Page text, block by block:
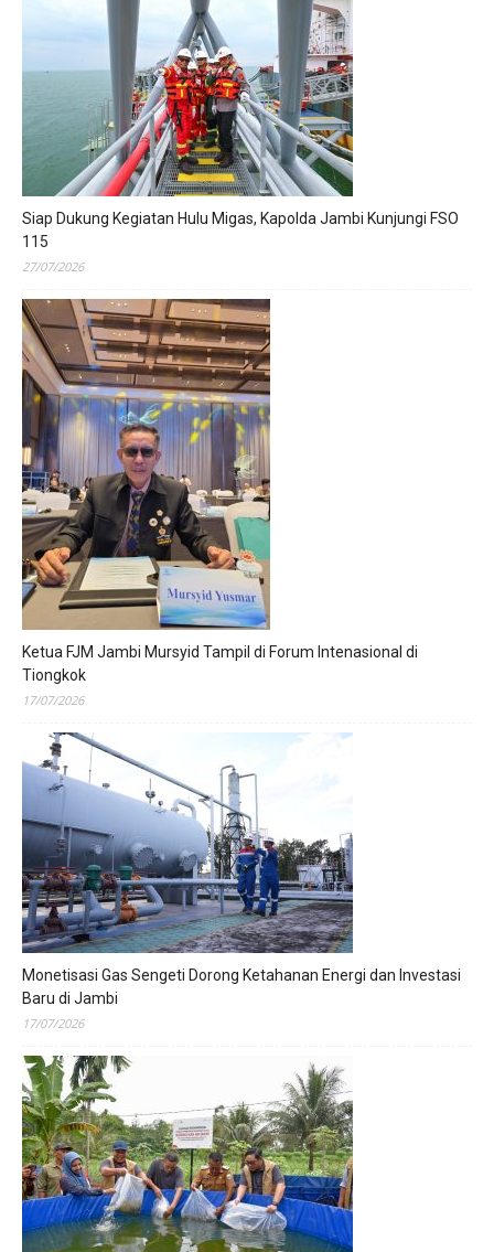
Siap Dukung Kegiatan Hulu Migas, Kapolda Jambi Kunjungi FSO
115
27/07/2026
Ketua FJM Jambi Mursyid Tampil di Forum Intenasional di
Tiongkok
17/07/2026
Monetisasi Gas Sengeti Dorong Ketahanan Energi dan Investasi
Baru di Jambi
17/07/2026